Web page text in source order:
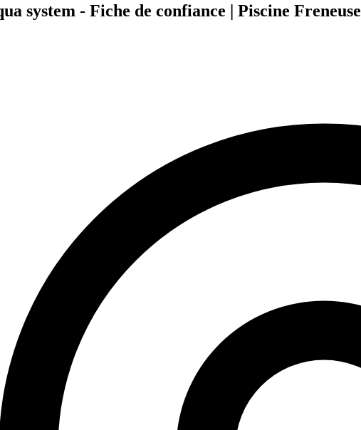
system - Fiche de confiance | Piscine Freneuse